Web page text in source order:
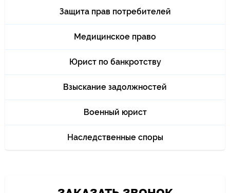
Защита прав потребителей
Медицинское право
Юрист по банкротству
Взыскание задолжностей
Военный юрист
Наследственные споры